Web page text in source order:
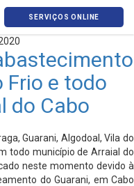
SERVIÇOS ONLINE
Frio e todo
do Cabo
Guarani, Algodoal, Vila do
todo município de Arraial do
neste momento devido à
do Guarani, em Cabo